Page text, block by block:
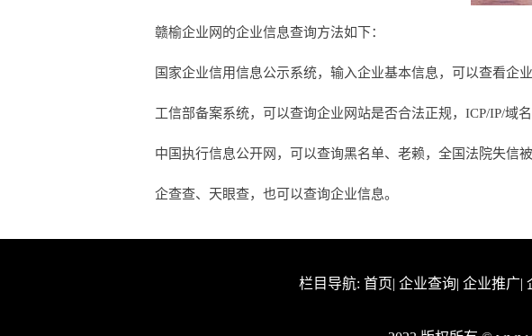
赣榆企业网的企业信息查询方法如下：
国家企业信用信息公示系统，输入企业基本信息，可以查看企
工信部备案系统，可以查询企业网站是否合法正规，ICP/IP/域名
中国执行信息公开网，可以查询黑名单、老赖，全国法院失信
企查查、天眼查，也可以查询企业信息。
栏目导航: 首页| 企业查询| 企业推广|